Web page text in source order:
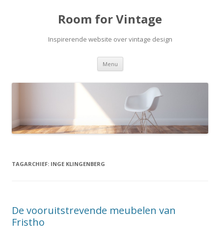
Room for Vintage
Inspirerende website over vintage design
Menu Spring naar de inhoud
TAGARCHIEF: INGE KLINGENBERG
De vooruitstrevende meubelen van
Fristho